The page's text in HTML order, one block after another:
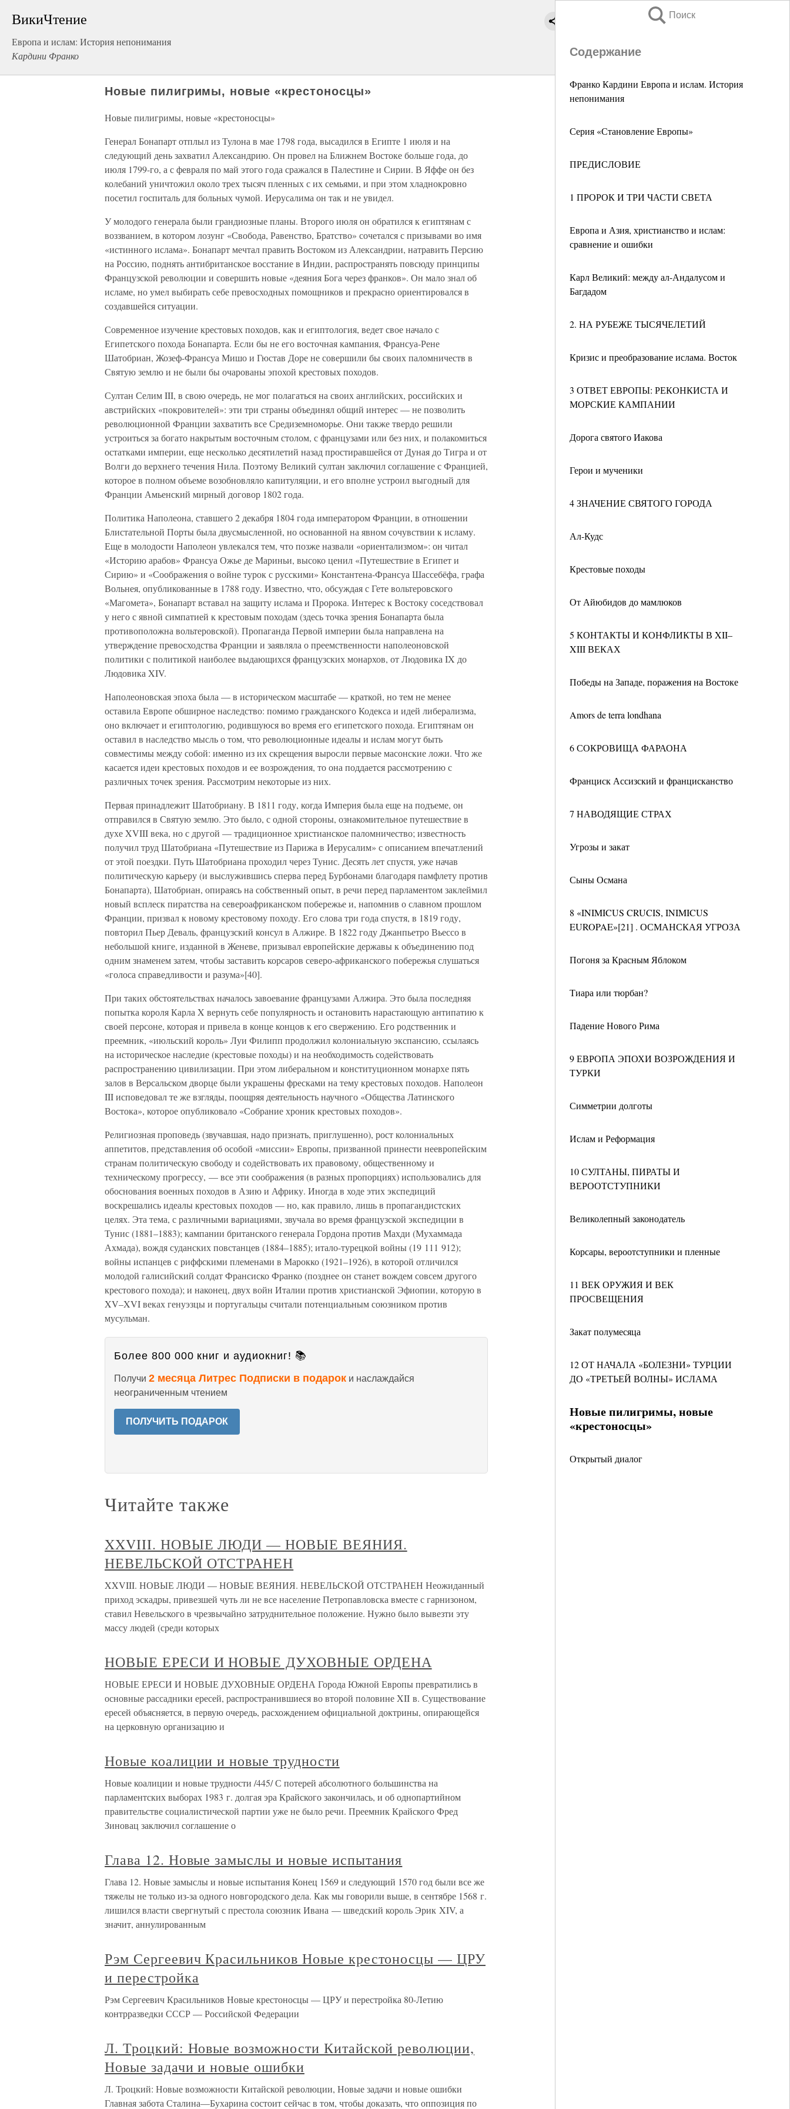
ВикиЧтение
Европа и ислам: История непонимания
Кардини Франко
Поиск
Содержание
Франко Кардини Европа и ислам. История
непонимания
Серия «Становление Европы»
ПРЕДИСЛОВИЕ
1 ПРОРОК И ТРИ ЧАСТИ СВЕТА
Европа и Азия, христианство и ислам:
сравнение и ошибки
Карл Великий: между ал-Андалусом и
Багдадом
2. НА РУБЕЖЕ ТЫСЯЧЕЛЕТИЙ
Кризис и преобразование ислама. Восток
3 ОТВЕТ ЕВРОПЫ: РЕКОНКИСТА И
МОРСКИЕ КАМПАНИИ
Дорога святого Иакова
Герои и мученики
4 ЗНАЧЕНИЕ СВЯТОГО ГОРОДА
Ал-Кудс
Крестовые походы
От Айюбидов до мамлюков
5 КОНТАКТЫ И КОНФЛИКТЫ В XII–
XIII ВЕКАХ
Победы на Западе, поражения на Востоке
Amors de terra londhana
6 СОКРОВИЩА ФАРАОНА
Франциск Ассизский и францисканство
7 НАВОДЯЩИЕ СТРАХ
Угрозы и закат
Сыны Османа
8 «INIMICUS CRUCIS, INIMICUS
EUROPAE»[21] . ОСМАНСКАЯ УГРОЗА
Погоня за Красным Яблоком
Тиара или тюрбан?
Падение Нового Рима
9 ЕВРОПА ЭПОХИ ВОЗРОЖДЕНИЯ И
ТУРКИ
Симметрии долготы
Ислам и Реформация
10 СУЛТАНЫ, ПИРАТЫ И
ВЕРООТСТУПНИКИ
Великолепный законодатель
Корсары, вероотступники и пленные
11 ВЕК ОРУЖИЯ И ВЕК
ПРОСВЕЩЕНИЯ
Закат полумесяца
12 ОТ НАЧАЛА «БОЛЕЗНИ» ТУРЦИИ
ДО «ТРЕТЬЕЙ ВОЛНЫ» ИСЛАМА
Новые пилигримы, новые
«крестоносцы»
Открытый диалог
Новые пилигримы, новые «крестоносцы»
Новые пилигримы, новые «крестоносцы»
Генерал Бонапарт отплыл из Тулона в мае 1798 года, высадился в Египте 1 июля и на
следующий день захватил Александрию. Он провел на Ближнем Востоке больше года, до
июля 1799-го, а с февраля по май этого года сражался в Палестине и Сирии. В Яффе он без
колебаний уничтожил около трех тысяч пленных с их семьями, и при этом хладнокровно
посетил госпиталь для больных чумой. Иерусалима он так и не увидел.
У молодого генерала были грандиозные планы. Второго июля он обратился к египтянам с
воззванием, в котором лозунг «Свобода, Равенство, Братство» сочетался с призывами во имя
«истинного ислама». Бонапарт мечтал править Востоком из Александрии, натравить Персию
на Россию, поднять антибританское восстание в Индии, распространять повсюду принципы
Французской революции и совершить новые «деяния Бога через франков». Он мало знал об
исламе, но умел выбирать себе превосходных помощников и прекрасно ориентировался в
создавшейся ситуации.
Современное изучение крестовых походов, как и египтология, ведет свое начало с
Египетского похода Бонапарта. Если бы не его восточная кампания, Франсуа-Рене
Шатобриан, Жозеф-Франсуа Мишо и Гюстав Доре не совершили бы своих паломничеств в
Святую землю и не были бы очарованы эпохой крестовых походов.
Султан Селим III, в свою очередь, не мог полагаться на своих английских, российских и
австрийских «покровителей»: эти три страны объединял общий интерес — не позволить
революционной Франции захватить все Средиземноморье. Они также твердо решили
устроиться за богато накрытым восточным столом, с французами или без них, и полакомиться
остатками империи, еще несколько десятилетий назад простиравшейся от Дуная до Тигра и от
Волги до верхнего течения Нила. Поэтому Великий султан заключил соглашение с Францией,
которое в полном объеме возобновляло капитуляции, и его вполне устроил выгодный для
Франции Амьенский мирный договор 1802 года.
Политика Наполеона, ставшего 2 декабря 1804 года императором Франции, в отношении
Блистательной Порты была двусмысленной, но основанной на явном сочувствии к исламу.
Еще в молодости Наполеон увлекался тем, что позже назвали «ориентализмом»: он читал
«Историю арабов» Франсуа Ожье де Мариньи, высоко ценил «Путешествие в Египет и
Сирию» и «Соображения о войне турок с русскими» Константена-Франсуа Шассебёфа, графа
Вольнея, опубликованные в 1788 году. Известно, что, обсуждая с Гете вольтеровского
«Магомета», Бонапарт вставал на защиту ислама и Пророка. Интерес к Востоку соседствовал
у него с явной симпатией к крестовым походам (здесь точка зрения Бонапарта была
противоположна вольтеровской). Пропаганда Первой империи была направлена на
утверждение превосходства Франции и заявляла о преемственности наполеоновской
политики с политикой наиболее выдающихся французских монархов, от Людовика IX до
Людовика XIV.
Наполеоновская эпоха была — в историческом масштабе — краткой, но тем не менее
оставила Европе обширное наследство: помимо гражданского Кодекса и идей либерализма,
оно включает и египтологию, родившуюся во время его египетского похода. Египтянам он
оставил в наследство мысль о том, что революционные идеалы и ислам могут быть
совместимы между собой: именно из их скрещения выросли первые масонские ложи. Что же
касается идеи крестовых походов и ее возрождения, то она поддается рассмотрению с
различных точек зрения. Рассмотрим некоторые из них.
Первая принадлежит Шатобриану. В 1811 году, когда Империя была еще на подъеме, он
отправился в Святую землю. Это было, с одной стороны, ознакомительное путешествие в
духе XVIII века, но с другой — традиционное христианское паломничество; известность
получил труд Шатобриана «Путешествие из Парижа в Иерусалим» с описанием впечатлений
от этой поездки. Путь Шатобриана проходил через Тунис. Десять лет спустя, уже начав
политическую карьеру (и выслужившись сперва перед Бурбонами благодаря памфлету против
Бонапарта), Шатобриан, опираясь на собственный опыт, в речи перед парламентом заклеймил
новый всплеск пиратства на североафриканском побережье и, напомнив о славном прошлом
Франции, призвал к новому крестовому походу. Его слова три года спустя, в 1819 году,
повторил Пьер Деваль, французский консул в Алжире. В 1822 году Джанпьетро Вьессо в
небольшой книге, изданной в Женеве, призывал европейские державы к объединению под
одним знаменем затем, чтобы заставить корсаров северо-африканского побережья слушаться
«голоса справедливости и разума»[40].
При таких обстоятельствах началось завоевание французами Алжира. Это была последняя
попытка короля Карла X вернуть себе популярность и остановить нарастающую антипатию к
своей персоне, которая и привела в конце концов к его свержению. Его родственник и
преемник, «июльский король» Луи Филипп продолжил колониальную экспансию, ссылаясь
на историческое наследие (крестовые походы) и на необходимость содействовать
распространению цивилизации. При этом либеральном и конституционном монархе пять
залов в Версальском дворце были украшены фресками на тему крестовых походов. Наполеон
III исповедовал те же взгляды, поощряя деятельность научного «Общества Латинского
Востока», которое опубликовало «Собрание хроник крестовых походов».
Религиозная проповедь (звучавшая, надо признать, приглушенно), рост колониальных
аппетитов, представления об особой «миссии» Европы, призванной принести неевропейским
странам политическую свободу и содействовать их правовому, общественному и
техническому прогрессу, — все эти соображения (в разных пропорциях) использовались для
обоснования военных походов в Азию и Африку. Иногда в ходе этих экспедиций
воскрешались идеалы крестовых походов — но, как правило, лишь в пропагандистских
целях. Эта тема, с различными вариациями, звучала во время французской экспедиции в
Тунис (1881–1883); кампании британского генерала Гордона против Махди (Мухаммада
Ахмада), вождя суданских повстанцев (1884–1885); итало-турецкой войны (19 111 912);
войны испанцев с риффскими племенами в Марокко (1921–1926), в которой отличился
молодой галисийский солдат Франсиско Франко (позднее он станет вождем совсем другого
крестового похода); и наконец, двух войн Италии против христианской Эфиопии, которую в
XV–XVI веках генуэзцы и португальцы считали потенциальным союзником против
мусульман.
Более 800 000 книг и аудиокниг! 📚
Получи 2 месяца Литрес Подписки в подарок и наслаждайся
неограниченным чтением
ПОЛУЧИТЬ ПОДАРОК
Читайте также
XXVIII. НОВЫЕ ЛЮДИ — НОВЫЕ ВЕЯНИЯ.
НЕВЕЛЬСКОЙ ОТСТРАНЕН
XXVIII. НОВЫЕ ЛЮДИ — НОВЫЕ ВЕЯНИЯ. НЕВЕЛЬСКОЙ ОТСТРАНЕН Неожиданный
приход эскадры, привезшей чуть ли не все население Петропавловска вместе с гарнизоном,
ставил Невельского в чрезвычайно затруднительное положение. Нужно было вывезти эту
массу людей (среди которых
НОВЫЕ ЕРЕСИ И НОВЫЕ ДУХОВНЫЕ ОРДЕНА
НОВЫЕ ЕРЕСИ И НОВЫЕ ДУХОВНЫЕ ОРДЕНА Города Южной Европы превратились в
основные рассадники ересей, распространившиеся во второй половине XII в. Существование
ересей объясняется, в первую очередь, расхождением официальной доктрины, опирающейся
на церковную организацию и
Новые коалиции и новые трудности
Новые коалиции и новые трудности /445/ С потерей абсолютного большинства на
парламентских выборах 1983 г. долгая эра Крайского закончилась, и об однопартийном
правительстве социалистической партии уже не было речи. Преемник Крайского Фред
Зиновац заключил соглашение о
Глава 12. Новые замыслы и новые испытания
Глава 12. Новые замыслы и новые испытания Конец 1569 и следующий 1570 год были все же
тяжелы не только из-за одного новгородского дела. Как мы говорили выше, в сентябре 1568 г.
лишился власти свергнутый с престола союзник Ивана — шведский король Эрик XIV, а
значит, аннулированным
Рэм Сергеевич Красильников Новые крестоносцы — ЦРУ
и перестройка
Рэм Сергеевич Красильников Новые крестоносцы — ЦРУ и перестройка 80-Летию
контрразведки СССР — Российской Федерации
Л. Троцкий: Новые возможности Китайской революции,
Новые задачи и новые ошибки
Л. Троцкий: Новые возможности Китайской революции, Новые задачи и новые ошибки
Главная забота Сталина—Бухарина состоит сейчас в том, чтобы доказать, что оппозиция по